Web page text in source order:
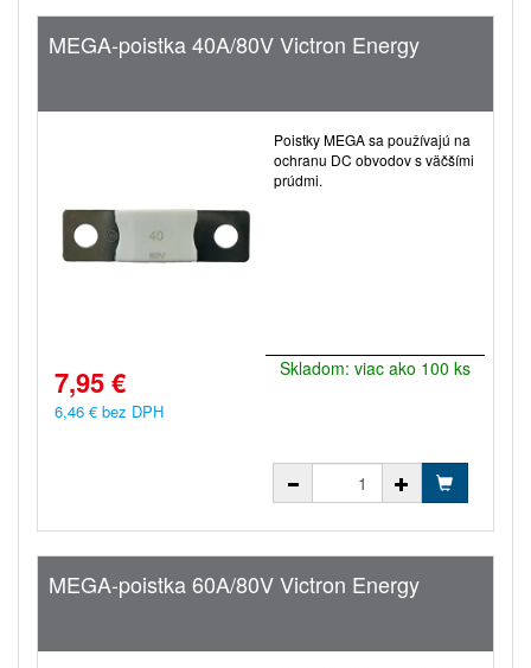
MEGA-poistka 40A/80V Victron Energy
Poistky MEGA sa používajú na
ochranu DC obvodov s väčšími
prúdmi.
7,95 €
6,46 € bez DPH
Skladom: viac ako 100 ks
MEGA-poistka 60A/80V Victron Energy